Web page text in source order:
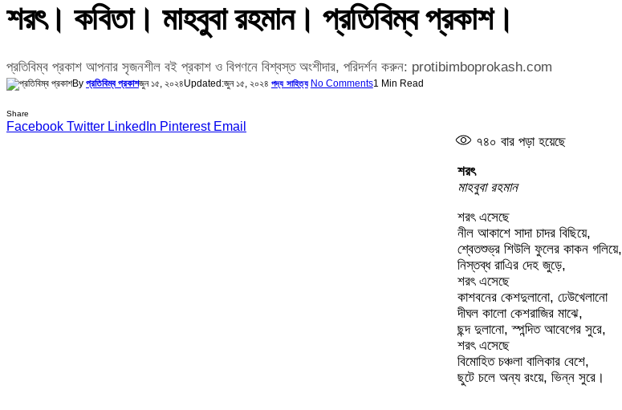
শরৎ। কবিতা। মাহবুবা রহমান। প্রতিবিম্ব প্রকাশ।
প্রতিবিম্ব প্রকাশ আপনার সৃজনশীল বই প্রকাশ ও বিপণনে বিশ্বস্ত অংশীদার, পরিদর্শন করুন: protibimboprokash.com
By প্রতিবিম্ব প্রকাশজুন ১৫, ২০২৪Updated:জুন ১৫, ২০২৪ পদ্য সাহিত্য No Comments1 Min Read
Share
Facebook Twitter LinkedIn Pinterest Email
৭৪০ বার পড়া হয়েছে
শরৎ
মাহবুবা রহমান
শরৎ এসেছে
নীল আকাশে সাদা চাদর বিছিয়ে,
শ্বেতশুভ্র শিউলি ফুলের কাকন গলিয়ে,
নিস্তব্ধ রাএির দেহ জুড়ে,
শরৎ এসেছে
কাশবনের কেশদুলানো, ঢেউখেলানো
দীঘল কালো কেশরাজির মাঝে,
ছন্দ দুলানো, স্পন্দিত আবেগের সুরে,
শরৎ এসেছে
বিমোহিত চঞ্চলা বালিকার বেশে,
ছুটে চলে অন্য রংয়ে, ভিন্ন সুরে।